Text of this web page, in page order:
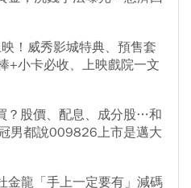
！威秀影城特典、預售套
+小卡必收、上映戲院一文
？股價、配息、成分股…和
男都說009826上市是邁大
金龍「手上一定要有」減碼